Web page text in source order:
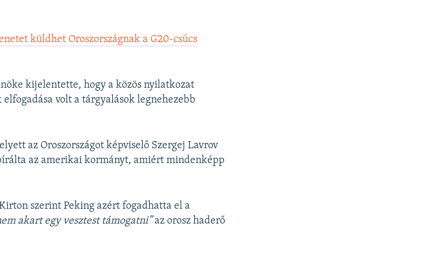
küldhet Oroszországnak a G20-csúcs
kijelentette, hogy a közös nyilatkozat
volt a tárgyalások legnehezebb
az Oroszországot képviselő Szergej Lavrov
az amerikai kormányt, amiért mindenképp
szerint Peking azért fogadhatta el a
akart egy vesztest támogatni”az orosz haderő